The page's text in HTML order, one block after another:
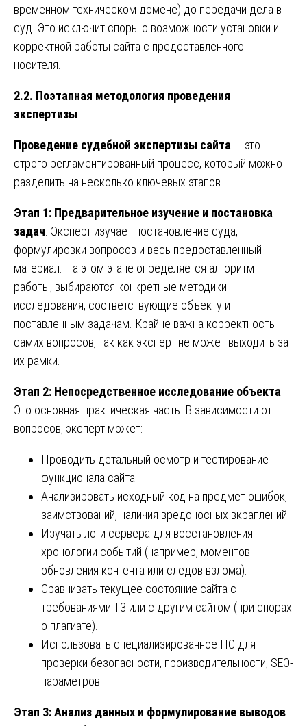
временном техническом домене) до передачи дела в
суд. Это исключит споры о возможности установки и
корректной работы сайта с предоставленного
носителя.
2.2. Поэтапная методология проведения
экспертизы
Проведение судебной экспертизы сайта — это
строго регламентированный процесс, который можно
разделить на несколько ключевых этапов.
Этап 1: Предварительное изучение и постановка
задач . Эксперт изучает постановление суда,
формулировки вопросов и весь предоставленный
материал. На этом этапе определяется алгоритм
работы, выбираются конкретные методики
исследования, соответствующие объекту и
поставленным задачам. Крайне важна корректность
самих вопросов, так как эксперт не может выходить за
их рамки.
Этап 2: Непосредственное исследование объекта
Это основная практическая часть. В зависимости от
вопросов, эксперт может:
Проводить детальный осмотр и тестирование
функционала сайта.
Анализировать исходный код на предмет ошибок,
заимствований, наличия вредоносных вкраплений.
Изучать логи сервера для восстановления
хронологии событий (например, моментов
обновления контента или следов взлома).
Сравнивать текущее состояние сайта с
требованиями ТЗ или с другим сайтом (при спорах
о плагиате).
Использовать специализированное ПО для
проверки безопасности, производительности, SEO-
параметров.
Этап 3: Анализ данных и формулирование выводов